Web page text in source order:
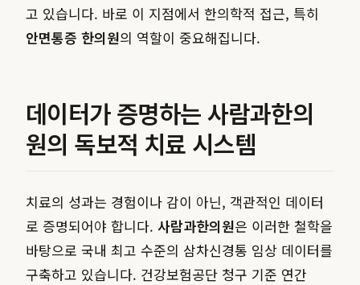
고 있습니다. 바로 이 지점에서 한의학적 접근, 특히
안면통증 한의원의 역할이 중요해집니다.
데이터가 증명하는 사람과한의
원의 독보적 치료 시스템
치료의 성과는 경험이나 감이 아닌, 객관적인 데이터
로 증명되어야 합니다. 사람과한의원은 이러한 철학을
바탕으로 국내 최고 수준의 삼차신경통 임상 데이터를
구축하고 있습니다. 건강보험공단 청구 기준 연간